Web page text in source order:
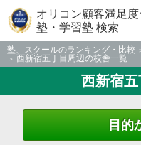
オリコン顧客満足
塾・学習塾 検索
塾、スクールのランキング・比較
西新宿五丁目周辺の校舎一覧
西新宿
目的